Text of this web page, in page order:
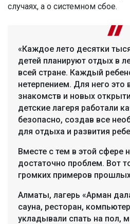
случаях, а о системном сбое.
«Каждое лето десятки
детей планируют отдых в
всей стране. Каждый
нетерпением. Для него это
знакомств и новых
детские лагеря работали
безопасно, создав все
для отдыха и развития
Вместе с тем в этой сфере
достаточно проблем. Вот
громких примеров
Алматы, лагерь «Арман
сауна, ресторан,
укладывали спать на пол,